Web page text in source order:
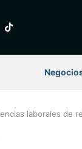
laborales de